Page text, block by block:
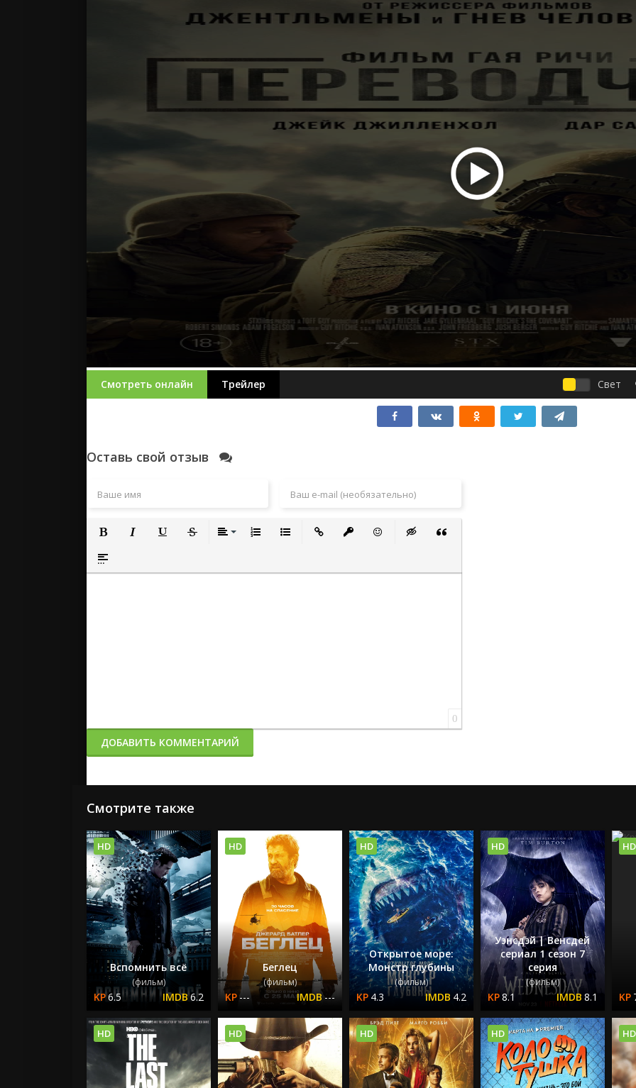
Смотреть онлайн Трейлер Свет
Оставь свой отзыв
Полужирный
Вставка спойлера
0
ДОБАВИТЬ КОММЕНТАРИЙ
Смотрите также
Вспомнить всё
(фильм)
6.5 6.2
HD
Беглец
(фильм)
--- ---
HD
Открытое море:
Монстр глубины
(фильм)
4.3 4.2
HD
Уэнсдэй | Венсдей
сериал 1 сезон 7
серия
(фильм)
8.1 8.1
HD HD
HD HD HD HD HD